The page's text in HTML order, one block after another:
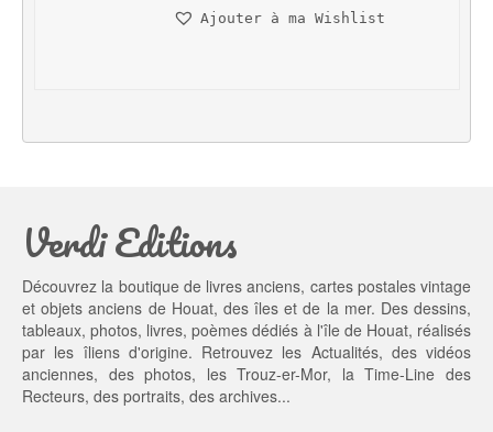
i
é
t :
5,
0
0 €.
t
s
Ajouter à ma Wishlist
Verdi Editions
Découvrez la boutique de livres anciens, cartes postales vintage
et objets anciens de Houat, des îles et de la mer. Des dessins,
tableaux, photos, livres, poèmes dédiés à l'île de Houat, réalisés
par les îliens d'origine. Retrouvez les Actualités, des vidéos
anciennes, desphotos, lesTrouz-er-Mor, laTime-Line des
Recteurs, des portraits, des archives...